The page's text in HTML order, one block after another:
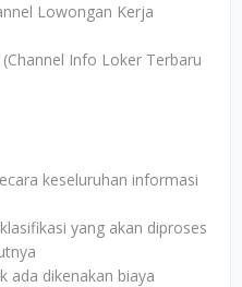
Lowongan Kerja
(Channel Info Loker Terbaru
keseluruhan informasi
yang akan diproses
ada dikenakan biaya